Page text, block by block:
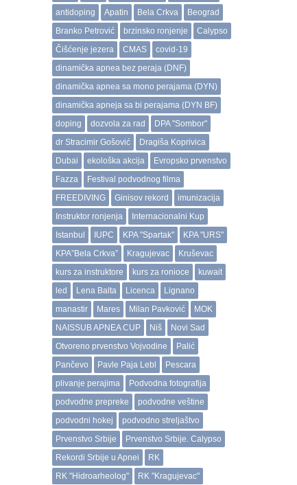
antidoping
Apatin Bela Crkva
Beograd
Branko Petrović
brzinsko ronjenje
Calypso
Čišćenje jezera
CMAS
covid-19
dinamička apnea bez peraja (DNF)
dinamička apnea sa mono perajama (DYN)
dinamička apneja sa bi perajama (DYN BF)
doping
dozvola za rad
DPA "Sombor"
dr Stracimir Gošović
Dragiša Koprivica
Dubai
ekološka akcija
Evropsko prvenstvo
Fazza
Festival podvodnog filma
FREEDIVING
Ginisov rekord
imunizacija
Instruktor ronjenja
Internacionalni Kup
Istanbul
IUPC KPA "Spartak"
KPA "URS"
KPA”Bela Crkva”
Kragujevac
Kruševac
kurs za instruktore
kurs za ronioce
kuwait
led
Lena Balta Licenca
Lignano
manastir
Mares Milan Pavković
MOK
NAISSUB APNEA CUP
Niš
Novi Sad
Otvoreno prvenstvo Vojvodine
Palić
Pančevo
Pavle Paja Lebl
Pescara
plivanje perajima
Podvodna fotografija
podvodne prepreke
podvodne veštine
podvodni hokej
podvodno streljaštvo
Prvenstvo Srbije
Prvenstvo Srbije. Calypso
Rekordi Srbije u Apnei
RK
RK "Hidroarheolog"
RK "Kragujevac"